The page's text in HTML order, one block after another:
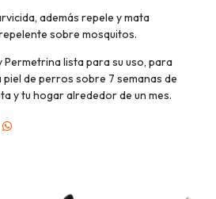
además repele y mata
sobre mosquitos.
Permetrina lista para su uso, para
de perros sobre 7 semanas de
y tu hogar alrededor de un mes.